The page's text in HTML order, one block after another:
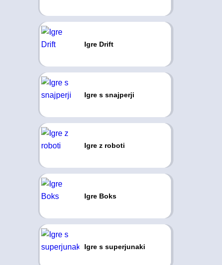
Igre Drift
Igre s snajperji
Igre z roboti
Igre Boks
Igre s superjunaki